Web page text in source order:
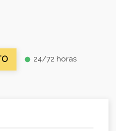
fiber_manual_record 24/72 horas